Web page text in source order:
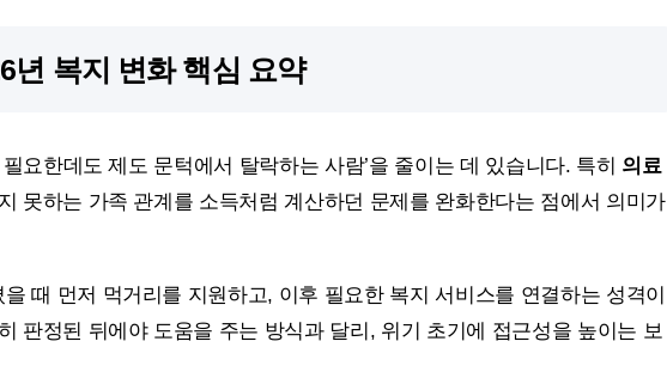
복지 변화 핵심 요약
요한데도 제도 문턱에서 탈락하는 사람’을 줄이는 데 있습니다. 특히 의료
못하는 가족 관계를 소득처럼 계산하던 문제를 완화한다는 점에서 의미가
때 먼저 먹거리를 지원하고, 이후 필요한 복지 서비스를 연결하는 성격이
판정된 뒤에야 도움을 주는 방식과 달리, 위기 초기에 접근성을 높이는 보